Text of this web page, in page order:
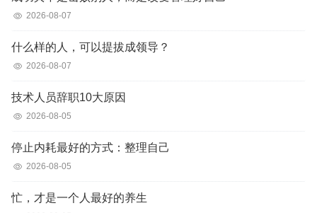
2026-08-07
什么样的人，可以提拔成领导？
2026-08-07
技术人员辞职10大原因
2026-08-05
停止内耗最好的方式：整理自己
2026-08-05
忙，才是一个人最好的养生